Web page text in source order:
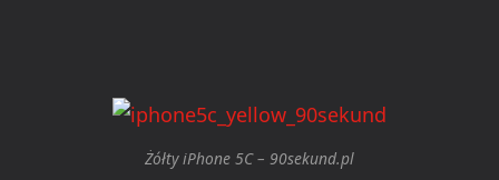
Żółty iPhone 5C – 90sekund.pl